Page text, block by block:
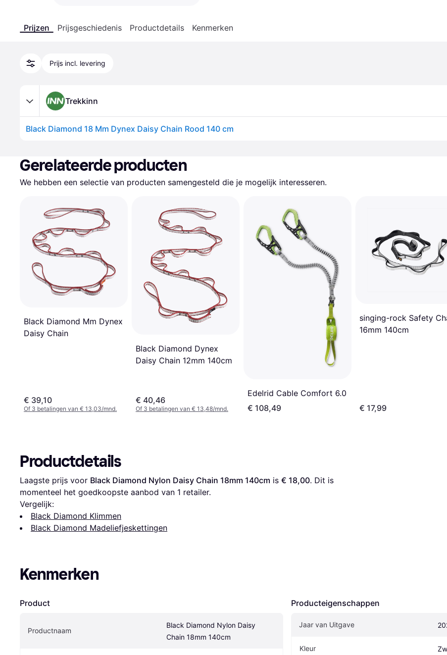
Prijzen Prijsgeschiedenis Productdetails Kenmerken
Prijs incl. levering
Trekkinn
Black Diamond 18 Mm Dynex Daisy Chain Rood 140 cm
Gerelateerde producten
We hebben een selectie van producten samengesteld die je mogelijk interesseren.
Black Diamond Mm Dynex
Daisy Chain
€ 39,10
Of 3 betalingen van € 13,03/mnd.
Black Diamond Dynex
Daisy Chain 12mm 140cm
€ 40,46
Of 3 betalingen van € 13,48/mnd.
Edelrid Cable Comfort 6.0
€ 108,49
singing-rock Safety
16mm 140cm
€ 17,99
Productdetails
Laagste prijs voor Black Diamond Nylon Daisy Chain 18mm 140cm is € 18,00. Dit is
momenteel het goedkoopste aanbod van 1 retailer.
Vergelijk:
Black Diamond Klimmen
Black Diamond Madeliefjeskettingen
Kenmerken
Product
Productnaam
Black Diamond Nylon Daisy
Chain 18mm 140cm
Producteigenschappen
Jaar van Uitgave
Kleur